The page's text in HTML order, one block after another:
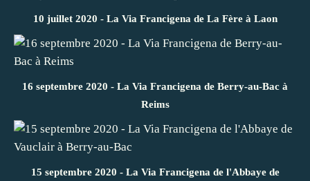
10 juillet 2020 - La Via Francigena de La Fère à Laon
16 septembre 2020 - La Via Francigena de Berry-au-Bac à
Reims
15 septembre 2020 - La Via Francigena de l'Abbaye de